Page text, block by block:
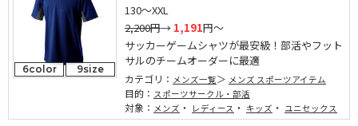
6color 9size
130～XXL
2,200円→ 1,191円～
サッカーゲームシャツが最安級！部活やフット
サルのチームオーダーに最適
カテゴリ： メンズ一覧 メンズ スポーツアイテム
目的： スポーツサークル・部活
対象： メンズ ・ レディース ・ キッズ ・ ユニセックス